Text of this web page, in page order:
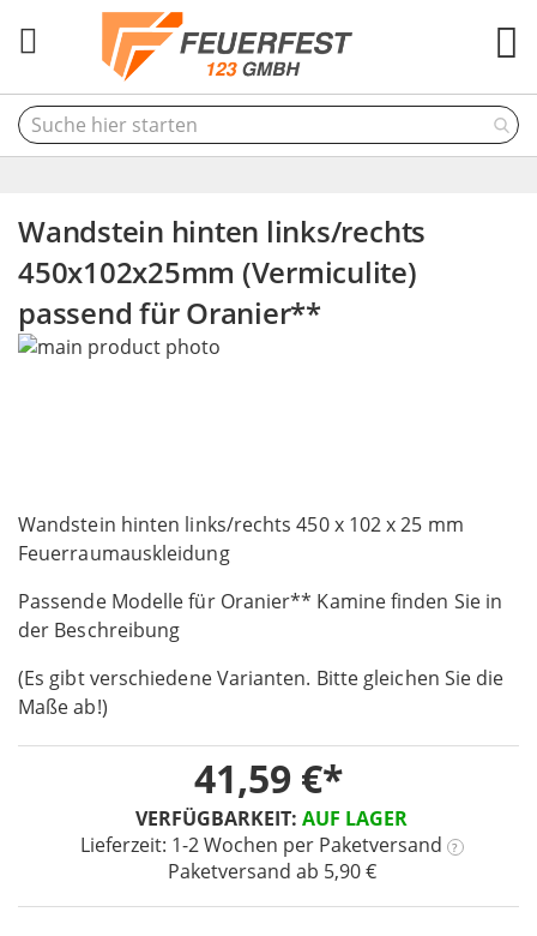
Wandstein hinten links/rechts
450x102x25mm (Vermiculite)
passend für Oranier**
Wandstein hinten links/rechts 450 x 102 x 25 mm
Feuerraumauskleidung
Passende Modelle für Oranier** Kamine finden Sie in
der Beschreibung
(Es gibt verschiedene Varianten. Bitte gleichen Sie die
Maße ab!)
VERFÜGBARKEIT: AUF LAGER
Lieferzeit: 1-2 Wochen per Paketversand ?
Paketversand ab 5,90 €
41,59 €
Skip
gallery
to
the
of
the
gallery